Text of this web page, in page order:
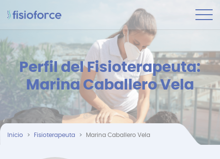
Perfil del Fisioterapeuta:
Marina Caballero Vela
Inicio Fisioterapeuta Marina Caballero Vela